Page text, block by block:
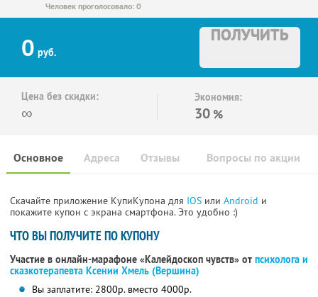
Человек проголосовало: 0
0 руб.
ПОЛУЧИТЬ
Цена без скидки:
∞
Экономия:
30 %
Основное Отзывы Вопросы по акции
Адреса
Скачайте приложение КупиКупона для IOS или Android и
покажите купон с экрана смартфона. Это удобно :)
ЧТО ВЫ ПОЛУЧИТЕ ПО КУПОНУ
Участие в онлайн-марафоне «Калейдоскоп чувств» от психолога и
сказкотерапевта Ксении Хмель (Вершина)
Вы заплатите: 2800р. вместо 4000р.